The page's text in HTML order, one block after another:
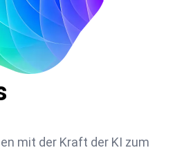
mit der Kraft der KI zum